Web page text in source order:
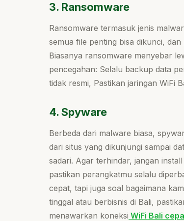
3. Ransomware
Ransomware termasuk jenis
semua file penting bisa dikunci,
Biasanya ransomware menyebar
pencegahan: Selalu backup data
tidak resmi, Pastikan jaringan WiFi
4. Spyware
Berbeda dari malware biasa,
dari situs yang dikunjungi sampai
sadari. Agar terhindar, jangan
pastikan perangkatmu selalu
cepat, tapi juga soal bagaimana
tinggal atau berbisnis di Bali,
menawarkan koneksi WiFi Bali